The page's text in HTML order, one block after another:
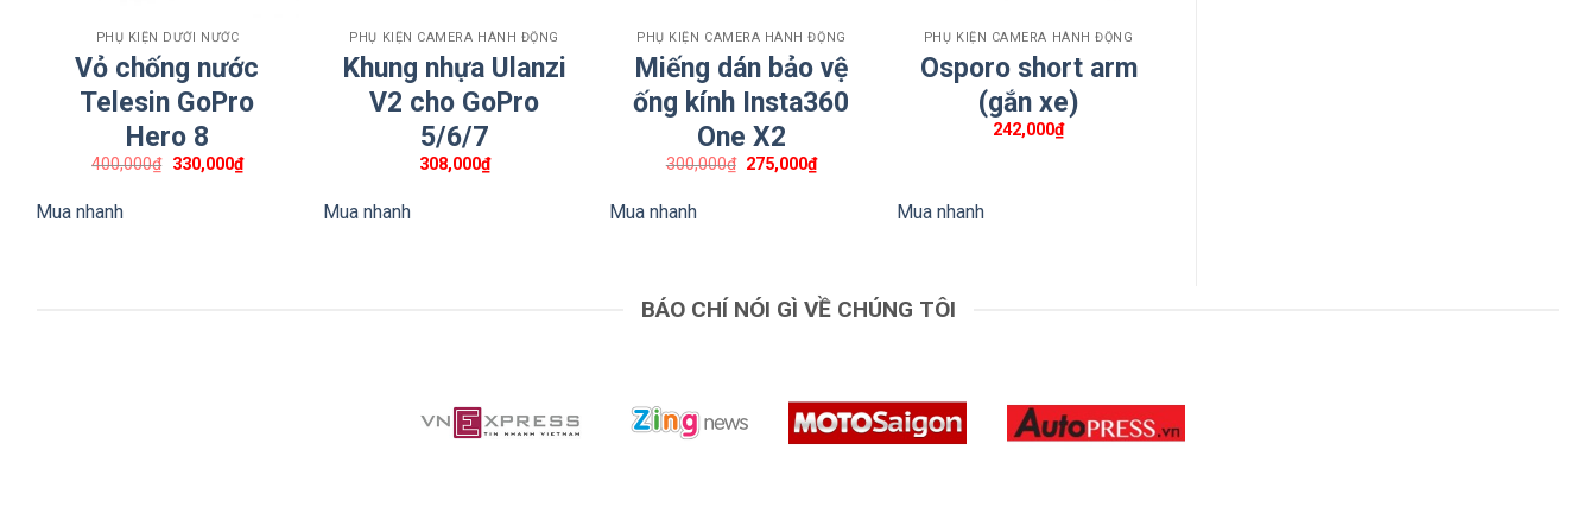
Lưu ý: Nên tham khảo hướng dẫn sử dụng để đảm bảo bề mặt hấp phụ mịn và không có bụi.
PHỤ KIỆN DƯỚI NƯỚC
Vỏ chống nước
Telesin GoPro
Hero 8
400,000₫ Giá
330,000₫Giá
hiện
Mua nhanh
PHỤ KIỆN CAMERA HÀNH ĐỘNG
Khung nhựa Ulanzi
V2 cho GoPro
5/6/7
308,000₫
Mua nhanh
PHỤ KIỆN CAMERA HÀNH ĐỘNG
Miếng dán bảo vệ
ống kính Insta360
One X2
300,000₫ Giá
275,000₫Giá
hiện
Mua nhanh
PHỤ KIỆN CAMERA HÀNH ĐỘNG
Osporo short arm
(gắn xe)
242,000₫
Mua nhanh
BÁO CHÍ NÓI GÌ VỀ CHÚNG TÔI